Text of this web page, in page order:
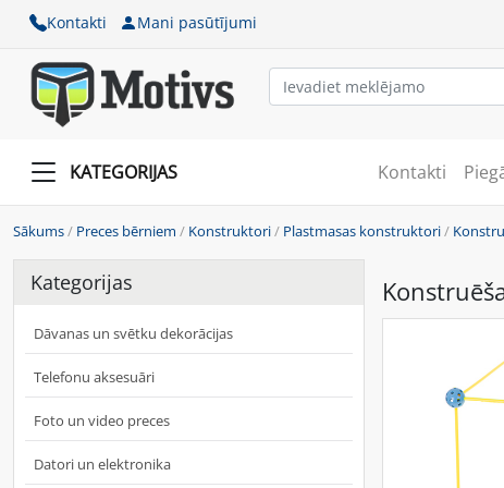
Kontakti Mani pasūtījumi
KATEGORIJAS Kontakti
Sākums/ Preces bērniem / Konstruktori/ Plastmasas konstruktori/
Kategorijas
Dāvanas un svētku dekorācijas
Telefonu aksesuāri
Foto un video preces
Datori un elektronika